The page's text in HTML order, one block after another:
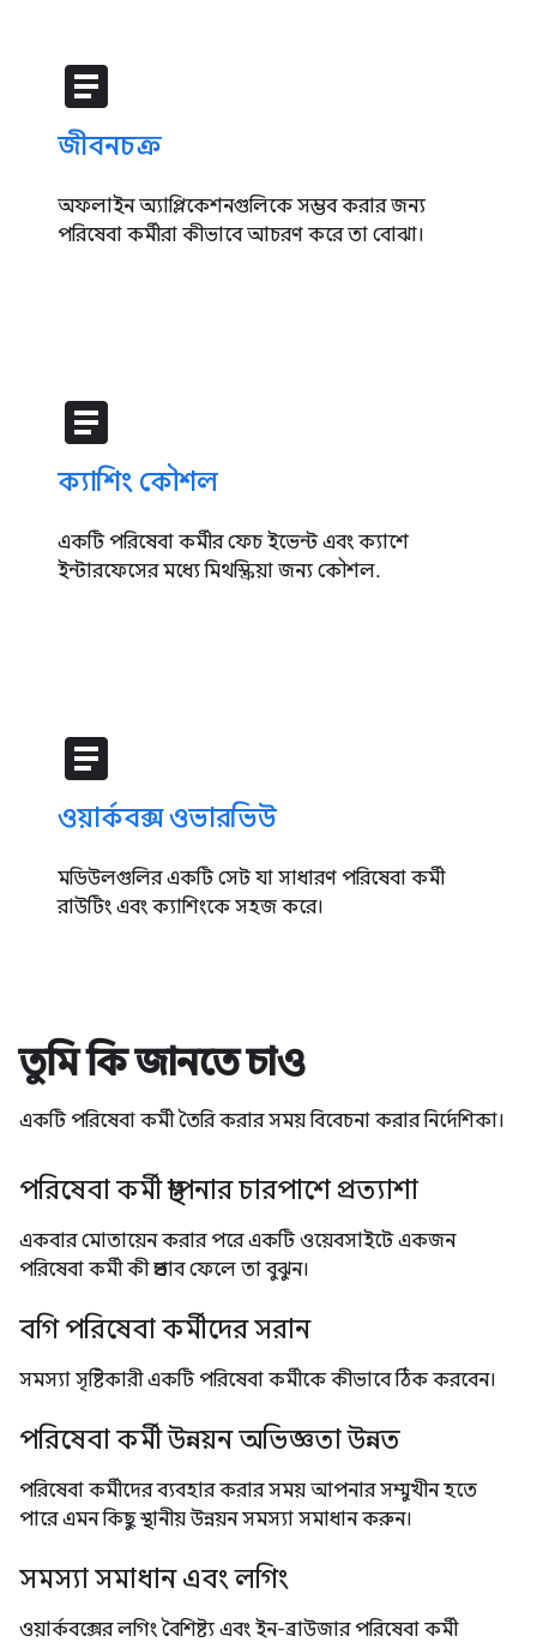
article
জীবনচক্র
অফলাইন অ্যাপ্লিকেশনগুলিকে সম্ভব করার জন্য
পরিষেবা কর্মীরা কীভাবে আচরণ করে তা বোঝা।
article
ক্যাশিং কৌশল
একটি পরিষেবা কর্মীর ফেচ ইভেন্ট এবং ক্যাশে
ইন্টারফেসের মধ্যে মিথস্ক্রিয়া জন্য কৌশল.
article
ওয়ার্কবক্স ওভারভিউ
মডিউলগুলির একটি সেট যা সাধারণ পরিষেবা কর্মী
রাউটিং এবং ক্যাশিংকে সহজ করে।
তুমি কি জানতে চাও
একটি পরিষেবা কর্মী তৈরি করার সময় বিবেচনা করার নির্দেশিকা।
পরিষেবা কর্মী স্থাপনার চারপাশে প্রত্যাশা
একবার মোতায়েন করার পরে একটি ওয়েবসাইটে একজন
পরিষেবা কর্মী কী প্রভাব ফেলে তা বুঝুন।
বগি পরিষেবা কর্মীদের সরান
সমস্যা সৃষ্টিকারী একটি পরিষেবা কর্মীকে কীভাবে ঠিক করবেন।
পরিষেবা কর্মী উন্নয়ন অভিজ্ঞতা উন্নত
পরিষেবা কর্মীদের ব্যবহার করার সময় আপনার সম্মুখীন হতে
পারে এমন কিছু স্থানীয় উন্নয়ন সমস্যা সমাধান করুন।
সমস্যা সমাধান এবং লগিং
ওয়ার্কবক্সের লগিং বৈশিষ্ট্য এবং ইন-ব্রাউজার পরিষেবা কর্মী